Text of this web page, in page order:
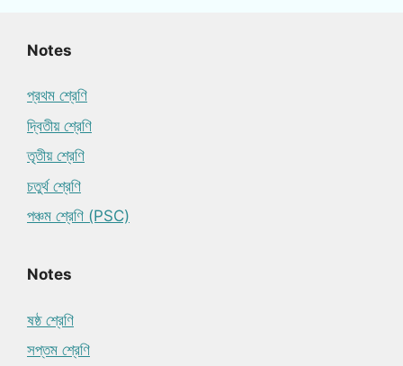
Notes
প্রথম শ্রেণি
দ্বিতীয় শ্রেণি
তৃতীয় শ্রেণি
চতুর্থ শ্রেণি
পঞ্চম শ্রেণি (PSC)
Notes
ষষ্ঠ শ্রেণি
সপ্তম শ্রেণি